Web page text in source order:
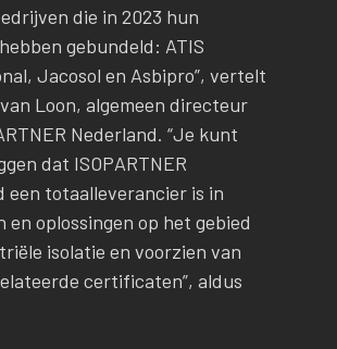
die in 2023 hun
gebundeld: ATIS
Jacosol en Asbipro”, vertelt
Loon, algemeen directeur
Nederland. “Je kunt
dat ISOPARTNER
een totaalleverancier is in
en oplossingen op het gebied
isolatie en voorzien van
certificaten”, aldus